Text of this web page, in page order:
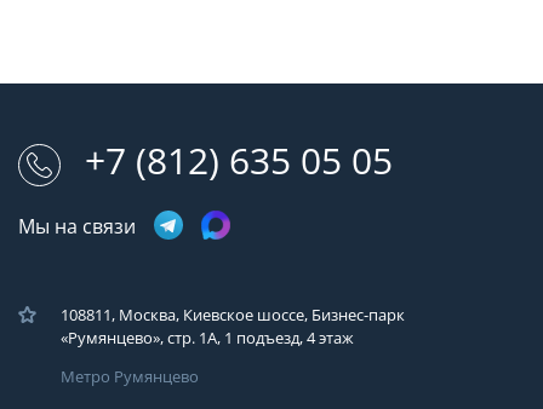
+7 (812) 635 05 05
Мы на связи
108811, Москва, Киевское шоссе, Бизнес-парк
«Румянцево», стр. 1А, 1 подъезд, 4 этаж
Метро Румянцево